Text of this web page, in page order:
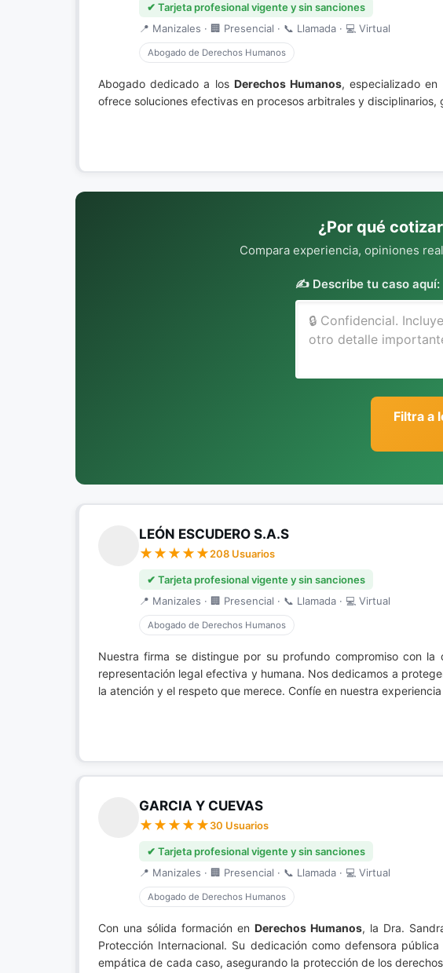
✔ Tarjeta profesional vigente y sin sanciones
📍 Manizales · 🏢 Presencial · 📞 Llamada · 💻 Virtual
Abogado de Derechos Humanos
Abogado dedicado a los Derechos Humanos, especializado en
ofrece soluciones efectivas en procesos arbitrales y
¿Por qué
Compara experiencia, opiniones
✍️ Describe tu caso aquí:
Filtra a
LEÓN ESCUDERO S.A.S
208 Usuarios
✔ Tarjeta profesional vigente y sin sanciones
📍 Manizales · 🏢 Presencial · 📞 Llamada · 💻 Virtual
Abogado de Derechos Humanos
Nuestra firma se distingue por su profundo compromiso con la
representación legal efectiva y humana. Nos dedicamos a
la atención y el respeto que merece. Confíe en nuestra
GARCIA Y CUEVAS
30 Usuarios
✔ Tarjeta profesional vigente y sin sanciones
📍 Manizales · 🏢 Presencial · 📞 Llamada · 💻 Virtual
Abogado de Derechos Humanos
Con una sólida formación enDerechos Humanos, la Dra.
Protección Internacional. Su dedicación como defensora
empática de cada caso, asegurando la protección de los